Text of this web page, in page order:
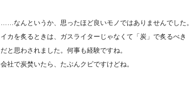
……なんというか、思ったほど良いモノではありませんでした。
イカを炙るときは、ガスライターじゃなくて「炭」で炙るべき
だと思わされました。何事も経験ですね。
会社で炭焚いたら、たぶんクビですけどね。